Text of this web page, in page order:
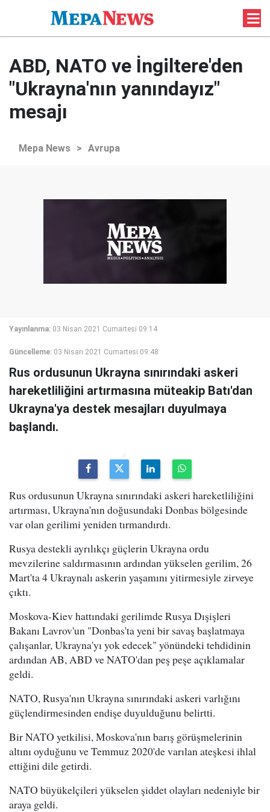
ABD, NATO ve İngiltere'den
"Ukrayna'nın yanındayız"
mesajı
Mepa News > Avrupa
Yayınlanma: 03 Nisan 2021 Cumartesi 09:14
Güncelleme: 03 Nisan 2021 Cumartesi 09:48
Rus ordusunun Ukrayna sınırındaki askeri
hareketliliğini artırmasına müteakip Batı'dan
Ukrayna'ya destek mesajları duyulmaya
başlandı.
Rus ordusunun Ukrayna sınırındaki askeri hareketliliğini
artırması, Ukrayna'nın doğusundaki Donbas bölgesinde
var olan gerilimi yeniden tırmandırdı.
Rusya destekli ayrılıkçı güçlerin Ukrayna ordu
mevzilerine saldırmasının ardından yükselen gerilim, 26
Mart'ta 4 Ukraynalı askerin yaşamını yitirmesiyle zirveye
çıktı.
Moskova-Kiev hattındaki gerilimde Rusya Dışişleri
Bakanı Lavrov'un "Donbas'ta yeni bir savaş başlatmaya
çalışanlar, Ukrayna'yı yok edecek" yönündeki tehdidinin
ardından AB, ABD ve NATO'dan peş peşe açıklamalar
geldi.
NATO, Rusya'nın Ukrayna sınırındaki askeri varlığını
güçlendirmesinden endişe duyulduğunu belirtti.
Bir NATO yetkilisi, Moskova'nın barış görüşmelerinin
altını oyduğunu ve Temmuz 2020'de varılan ateşkesi ihlal
ettiğini dile getirdi.
NATO büyükelçileri yükselen şiddet olayları nedeniyle bir
araya geldi.